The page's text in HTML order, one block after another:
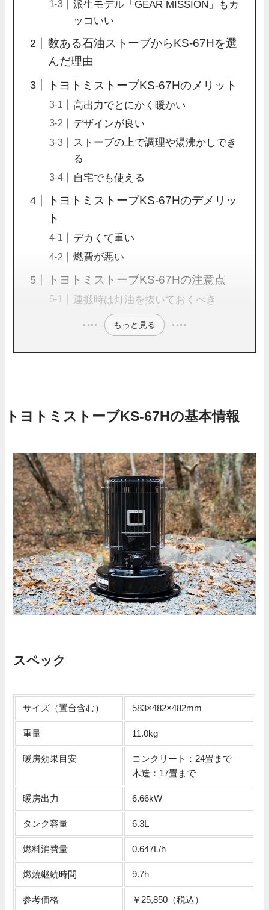
派生モデル「GEAR MISSION」もカ
ッコいい
数ある石油ストーブからKS-67Hを選
んだ理由
トヨトミストーブKS-67Hのメリット
高出力でとにかく暖かい
デザインが良い
ストーブの上で調理や湯沸かしでき
る
自宅でも使える
トヨトミストーブKS-67Hのデメリッ
ト
デカくて重い
燃費が悪い
トヨトミストーブKS-67Hの注意点
運搬時は灯油を抜いておくべき
もっと見る
トヨトミストーブKS-67Hの基本情報
スペック
サイズ（置台含む） 583×482×482mm
重量 11.0kg
暖房効果目安
コンクリート：24畳まで
木造：17畳まで
暖房出力 6.66kW
タンク容量 6.3L
燃料消費量 0.647L/h
燃焼継続時間 9.7h
参考価格 ￥25,850（税込）